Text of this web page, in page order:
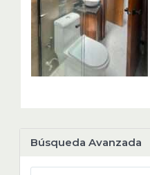
Búsqueda Avanzada